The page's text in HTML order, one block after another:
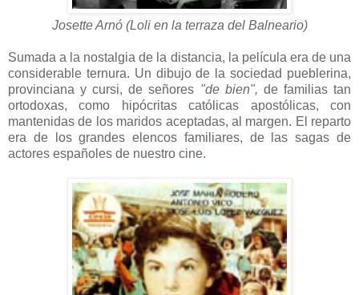
Josette Arnó (Loli en la terraza del Balneario)
Sumada a la nostalgia de la distancia, la película era de una
considerable ternura. Un dibujo de la sociedad pueblerina,
provinciana y cursi, de señores "de bien", de familias tan
ortodoxas, como hipócritas católicas apostólicas, con
mantenidas de los maridos aceptadas, al margen. El reparto
era de los grandes elencos familiares, de las sagas de
actores españoles de nuestro cine.